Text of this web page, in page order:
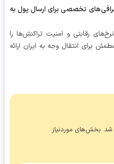
تخصصی برای ارسال پول به
رقابتی و امنیت تراکنش‌ها را
انتقال وجه به ایران ارائه
موردنیاز